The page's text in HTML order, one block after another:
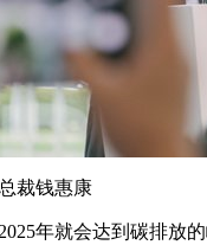
裁钱惠康
年就会达到碳排放